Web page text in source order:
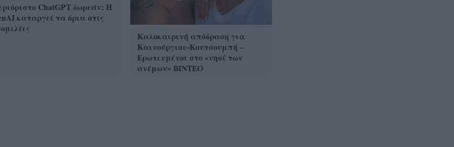
ChatGPT δωρεάν: Η
καταργεί τα όρια στις
Καλοκαιρινή απόδραση για
Καινούργιου-Κουτσουμπή –
Ερωτευμένοι στο «νησί των
ανέμων» ΒΙΝΤΕΟ